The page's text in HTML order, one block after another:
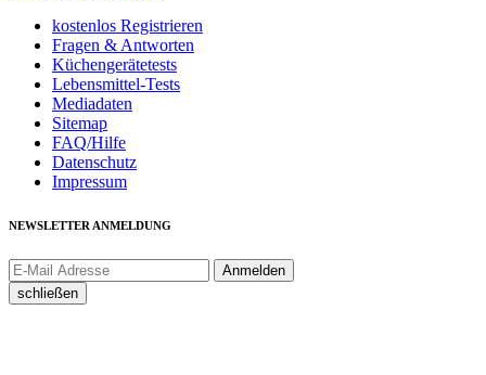
kostenlos Registrieren
Fragen & Antworten
Küchengerätetests
Lebensmittel-Tests
Mediadaten
Sitemap
FAQ/Hilfe
Datenschutz
Impressum
NEWSLETTER ANMELDUNG
schließen